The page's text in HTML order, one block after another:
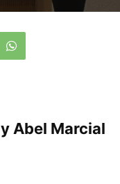
Abel Marcial